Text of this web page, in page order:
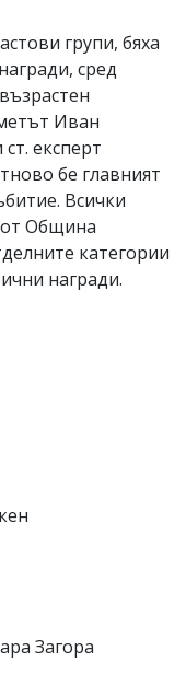
групи, бяха
сред
Иван
експерт
бе главният
Всички
от Община
категории
награди.
Загора